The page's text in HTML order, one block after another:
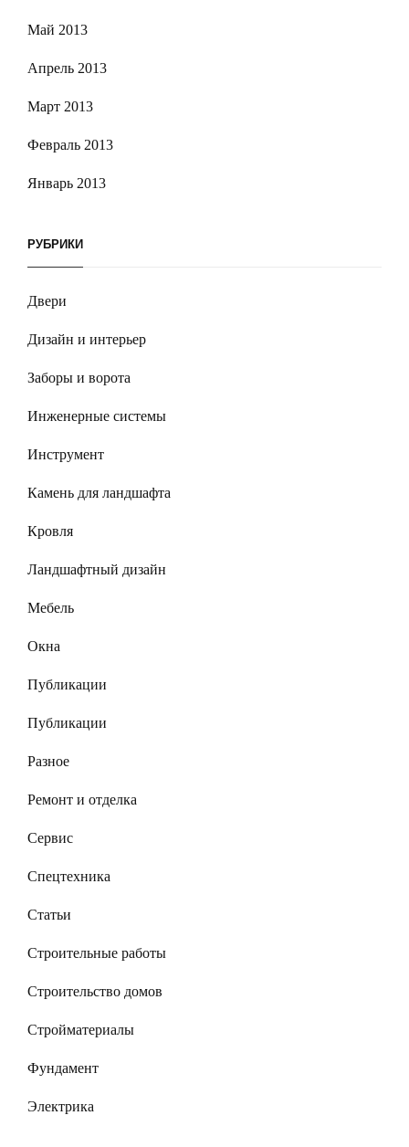
Май 2013
Апрель 2013
Март 2013
Февраль 2013
Январь 2013
РУБРИКИ
Двери
Дизайн и интерьер
Заборы и ворота
Инженерные системы
Инструмент
Камень для ландшафта
Кровля
Ландшафтный дизайн
Мебель
Окна
Публикации
Публикации
Разное
Ремонт и отделка
Сервис
Спецтехника
Статьи
Строительные работы
Строительство домов
Стройматериалы
Фундамент
Электрика